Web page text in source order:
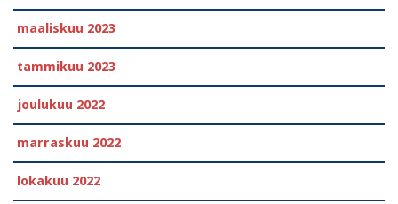
maaliskuu 2023
tammikuu 2023
joulukuu 2022
marraskuu 2022
lokakuu 2022